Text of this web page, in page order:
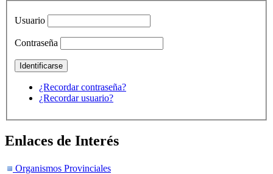
Usuario
Contraseña
¿Recordar contraseña?
¿Recordar usuario?
Enlaces de Interés
Organismos Provinciales